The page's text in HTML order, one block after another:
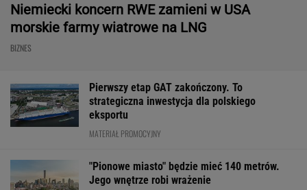
Niemiecki koncern RWE zamieni w USA
morskie farmy wiatrowe na LNG
BIZNES
Pierwszy etap GAT zakończony. To
strategiczna inwestycja dla polskiego
eksportu
MATERIAŁ PROMOCYJNY
"Pionowe miasto" będzie mieć 140 metrów.
Jego wnętrze robi wrażenie